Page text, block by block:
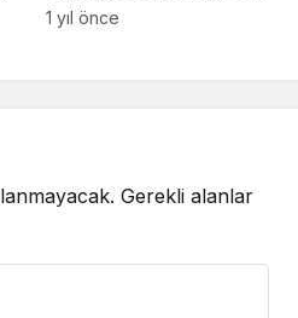
ÖNEMLİ NOKTA
1 yıl önce
Gerekli alanlar